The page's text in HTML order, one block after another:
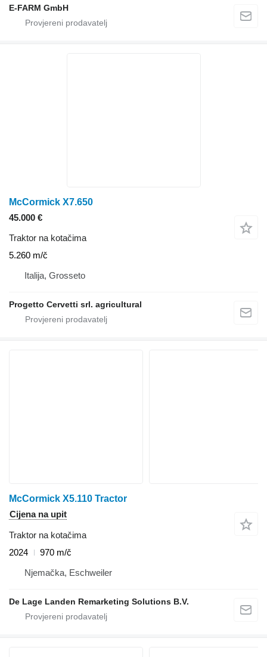
E-FARM GmbH
McCormick X7.650
45.000 €
Traktor na kotačima
5.260 m/č
Italija, Grosseto
Progetto Cervetti srl. agricultural
McCormick X5.110 Tractor
Cijena na upit
Traktor na kotačima
2024
970 m/č
Njemačka, Eschweiler
De Lage Landen Remarketing Solutions B.V.